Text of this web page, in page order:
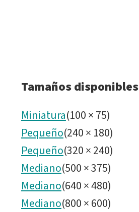
Tamaños disponibles
Miniatura(100×75)
Pequeño(240× 180)
Pequeño(320×240)
Mediano(500×375)
Mediano(640×480)
Mediano(800×600)